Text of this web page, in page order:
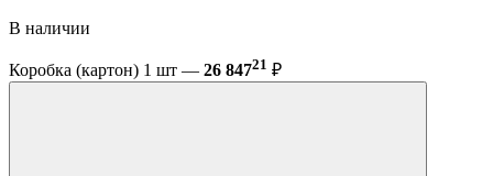
В наличии
Коробка (картон) 1 шт — 26 84721 ₽